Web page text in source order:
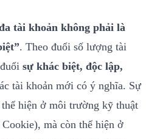
tài khoản không phải là
. Theo đuổi số lượng tài
sự khác biệt, độc lập,
tài khoản mới có ý nghĩa. Sự
hiện ở môi trường kỹ thuật
mà còn thể hiện ở